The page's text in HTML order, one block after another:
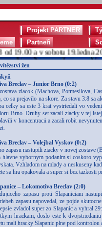
Projekt PARTNER
Partneři
a v sobotu 19.ledna
žen
Breclav – Junior Brno (0:2)
ziacok (Machova, Potmesilova,
co sa prejavilo na skore. Za stavu 3:8 sa
celky sa este 3 krat vystriedali vo
Brno. Druhy set zacali ziacky v tej
v koncentracii a zacali robit
Breclav – Volejbal Vyskov (0:2)
zapasu nastupili ziacky v novej zostave
hlavne vybornym podanim si coskoro
Vzhladom na mlady a neskuseny
sa hra opakovala a super si bez tazkosti
– Lokomotiva Breclav (2:0)
zapasu proti Slapaniciam
zapasu napovedal, ze pojde
zvladol super zo Slapanic a vyhral
hrackam, doslo este k
mali hracky Slapanic plne pod